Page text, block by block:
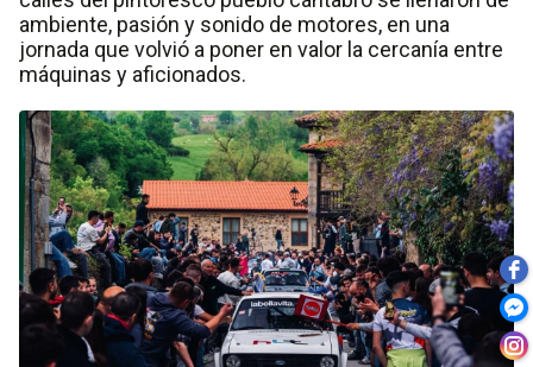
ambiente, pasión y sonido de motores, en una
jornada que volvió a poner en valor la cercanía entre
máquinas y aficionados.